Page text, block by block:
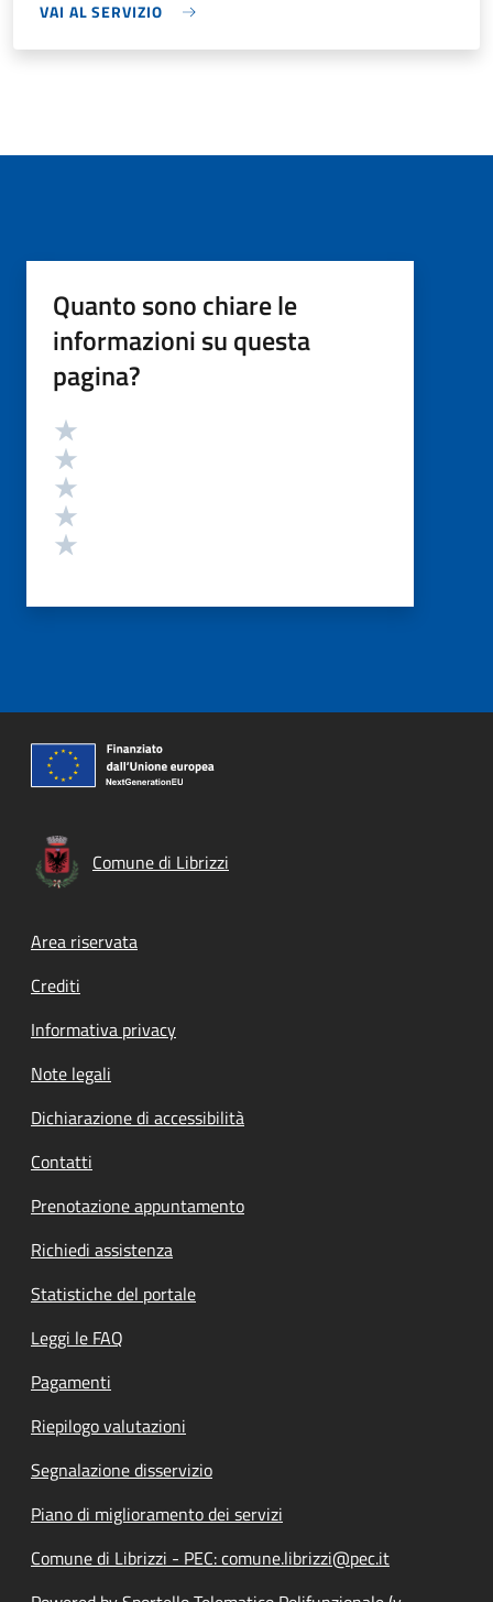
VAI AL SERVIZIO
Quanto sono chiare le
informazioni su questa
pagina?
Valutazione
Comune di Librizzi
Footer menu
Area riservata
Crediti
Informativa privacy
Note legali
Dichiarazione di accessibilità
Contatti
Prenotazione appuntamento
Richiedi assistenza
Statistiche del portale
Leggi le FAQ
Pagamenti
Riepilogo valutazioni
Segnalazione disservizio
Piano di miglioramento dei servizi
Comune di Librizzi - PEC: comune.librizzi@pec.it